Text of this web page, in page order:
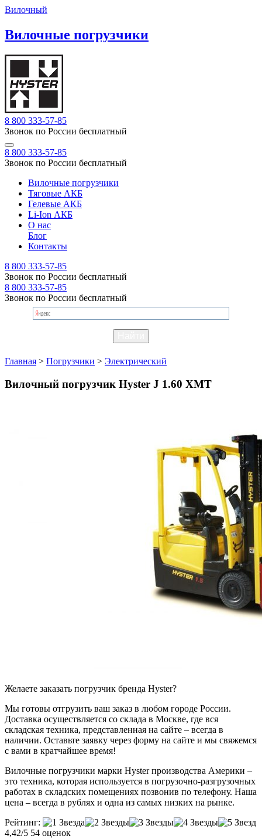
Вилочный
Вилочные погрузчики
8 800 333-57-85
Звонок по России бесплатный
8 800 333-57-85
Звонок по России бесплатный
Вилочные погрузчики
Тяговые АКБ
Гелевые АКБ
Li-Ion АКБ
О нас
Блог
Контакты
8 800 333-57-85
Звонок по России бесплатный
8 800 333-57-85
Звонок по России бесплатный
Главная > Погрузчики > Электрический
Вилочный погрузчик Hyster J 1.60 XMT
Желаете заказать погрузчик бренда Hyster?
Мы готовы отгрузить ваш заказ в любом городе России.
Доставка осуществляется со склада в Москве, где вся
складская техника, представленная на сайте – всегда в
наличии. Оставьте заявку через форму на сайте и мы свяжемся
с вами в кратчайшее время!
Вилочные погрузчики марки Hyster производства Америки –
это техника, которая используется в погрузочно-разгрузочных
работах в складских помещениях позвонив по телефону. Наша
цена – всегда в рублях и одна из самых низких на рынке.
Рейтинг:
4,42/5 54 оценок